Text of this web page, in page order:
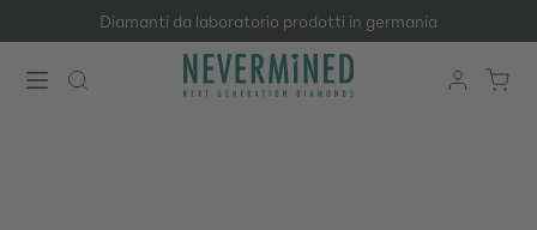
Passa al contenuto principale
Diamanti da laboratorio prodotti in germania